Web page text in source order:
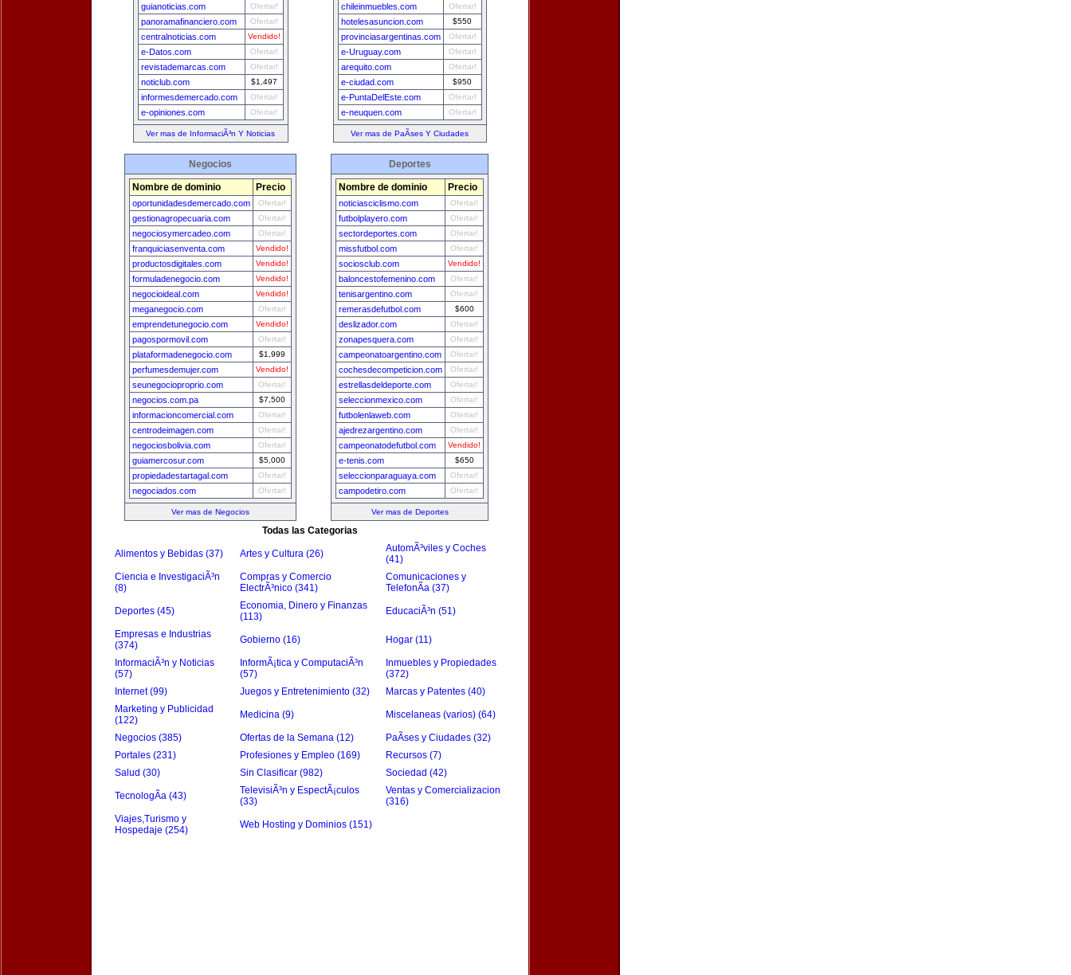
guianoticias.com Ofertar!
panoramafinanciero.com Ofertar!
centralnoticias.com Vendido!
e-Datos.com Ofertar!
revistademarcas.com Ofertar!
noticlub.com $1,497
informesdemercado.com Ofertar!
e-opiniones.com Ofertar!
Ver mas de InformaciÃ³n Y Noticias
chileinmuebles.com Ofertar!
hotelesasuncion.com $550
provinciasargentinas.com Ofertar!
e-Uruguay.com Ofertar!
arequito.com Ofertar!
e-ciudad.com $950
e-PuntaDelEste.com Ofertar!
e-neuquen.com Ofertar!
Ver mas de PaÃ­ses Y Ciudades
Negocios
Nombre de dominio Precio
oportunidadesdemercado.com Ofertar!
gestionagropecuaria.com Ofertar!
negociosymercadeo.com Ofertar!
franquiciasenventa.com Vendido!
productosdigitales.com Vendido!
formuladenegocio.com Vendido!
negocioideal.com Vendido!
meganegocio.com Ofertar!
emprendetunegocio.com Vendido!
pagospormovil.com Ofertar!
plataformadenegocio.com $1,999
perfumesdemujer.com Vendido!
seunegocioproprio.com Ofertar!
negocios.com.pa $7,500
informacioncomercial.com Ofertar!
centrodeimagen.com Ofertar!
negociosbolivia.com Ofertar!
guiamercosur.com $5,000
propiedadestartagal.com Ofertar!
negociados.com Ofertar!
Ver mas de Negocios
Deportes
Nombre de dominio Precio
noticiasciclismo.com Ofertar!
futbolplayero.com Ofertar!
sectordeportes.com Ofertar!
missfutbol.com Ofertar!
sociosclub.com Vendido!
baloncestofemenino.com Ofertar!
tenisargentino.com Ofertar!
remerasdefutbol.com $600
deslizador.com Ofertar!
zonapesquera.com Ofertar!
campeonatoargentino.com Ofertar!
cochesdecompeticion.com Ofertar!
estrellasdeldeporte.com Ofertar!
seleccionmexico.com Ofertar!
futbolenlaweb.com Ofertar!
ajedrezargentino.com Ofertar!
campeonatodefutbol.com Vendido!
e-tenis.com $650
seleccionparaguaya.com Ofertar!
campodetiro.com Ofertar!
Ver mas de Deportes
Todas las Categorias
Alimentos y Bebidas (37) Artes y Cultura (26)
AutomÃ³viles y Coches
(41)
Ciencia e InvestigaciÃ³n
(8)
Compras y Comercio
ElectrÃ³nico (341)
Comunicaciones y
TelefonÃ­a (37)
Deportes (45)
Economia, Dinero y Finanzas
(113)
EducaciÃ³n (51)
Empresas e Industrias
(374)
Gobierno (16) Hogar (11)
InformaciÃ³n y Noticias
(57)
InformÃ¡tica y ComputaciÃ³n
(57)
Inmuebles y Propiedades
(372)
Internet (99)
Juegos y Entretenimiento (32)
Marcas y Patentes (40)
Marketing y Publicidad
(122)
Medicina (9) Miscelaneas (varios) (64)
Negocios (385) Ofertas de la Semana (12)
PaÃ­ses y Ciudades (32)
Portales (231)
Profesiones y Empleo (169)
Recursos (7)
Salud (30)
Sin Clasificar (982) Sociedad (42)
TecnologÃ­a (43)
TelevisiÃ³n y EspectÃ¡culos
(33)
Ventas y Comercializacion
(316)
Viajes,Turismo y
Hospedaje (254)
Web Hosting y Dominios (151)